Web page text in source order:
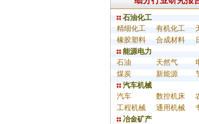
石油化工
精细化工
有机化工
橡胶塑料
合成材料
能源电力
石油
天然气
煤炭
新能源
汽车机械
汽车
数控机床
工程机械
通用机械
冶金矿产